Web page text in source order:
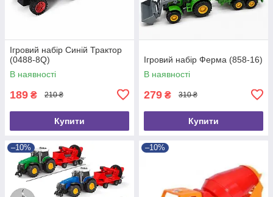
Ігровий набір Синій Трактор
(0488-8Q)
В наявності
189 ₴ 210 ₴
Купити
Ігровий набір Ферма (858-16)
В наявності
279 ₴ 310 ₴
Купити
–10% –10%